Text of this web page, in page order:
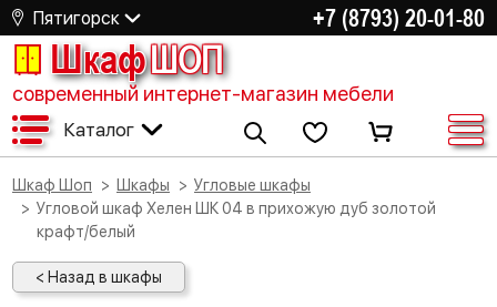
Пятигорск +7 (8793) 20-01-80
ШкафШОП
современный интернет-магазин мебели
Каталог
Шкаф Шоп Шкафы
Угловые шкафы
Угловой шкаф Хелен ШК 04 в прихожую дуб золотой
крафт/белый
< Назад в шкафы